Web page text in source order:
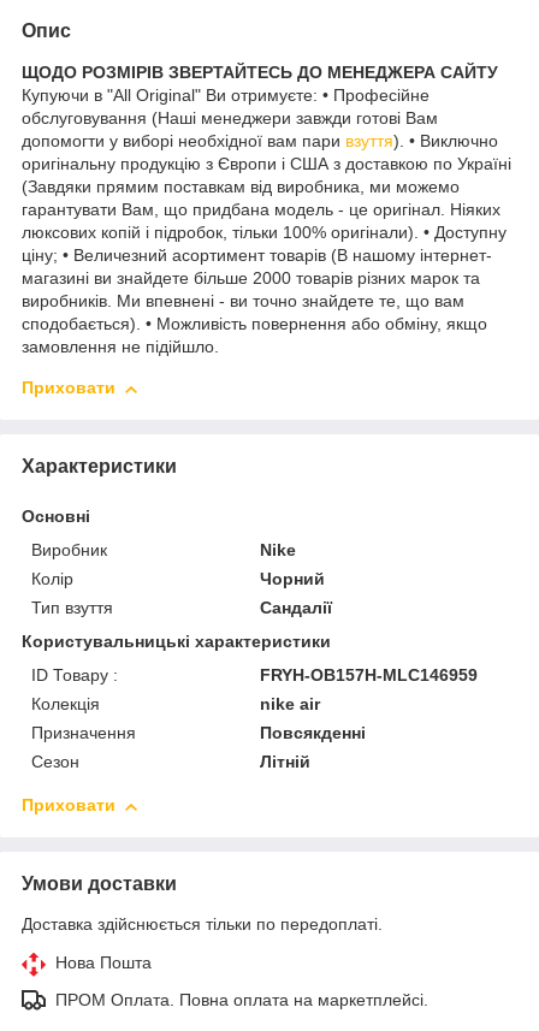
Опис
ЩОДО РОЗМІРІВ ЗВЕРТАЙТЕСЬ ДО МЕНЕДЖЕРА САЙТУ
Купуючи в "All Original" Ви отримуєте: • Професійне
обслуговування (Наші менеджери завжди готові Вам
допомогти у виборі необхідної вам пари взуття). • Виключно
оригінальну продукцію з Європи і США з доставкою по Україні
(Завдяки прямим поставкам від виробника, ми можемо
гарантувати Вам, що придбана модель - це оригінал. Ніяких
люксових копій і підробок, тільки 100% оригінали). • Доступну
ціну; • Величезний асортимент товарів (В нашому інтернет-
магазині ви знайдете більше 2000 товарів різних марок та
виробників. Ми впевнені - ви точно знайдете те, що вам
сподобається). • Можливість повернення або обміну, якщо
замовлення не підійшло.
Приховати
Характеристики
Основні
Виробник
Nike
Колір
Чорний
Тип взуття
Сандалії
Користувальницькі характеристики
ID Товару :
FRYH-OB157H-MLC146959
Колекція
nike air
Призначення
Повсякденні
Сезон
Літній
Приховати
Умови доставки
Доставка здійснюється тільки по передоплаті.
Нова Пошта
ПРОМ Оплата. Повна оплата на маркетплейсі.